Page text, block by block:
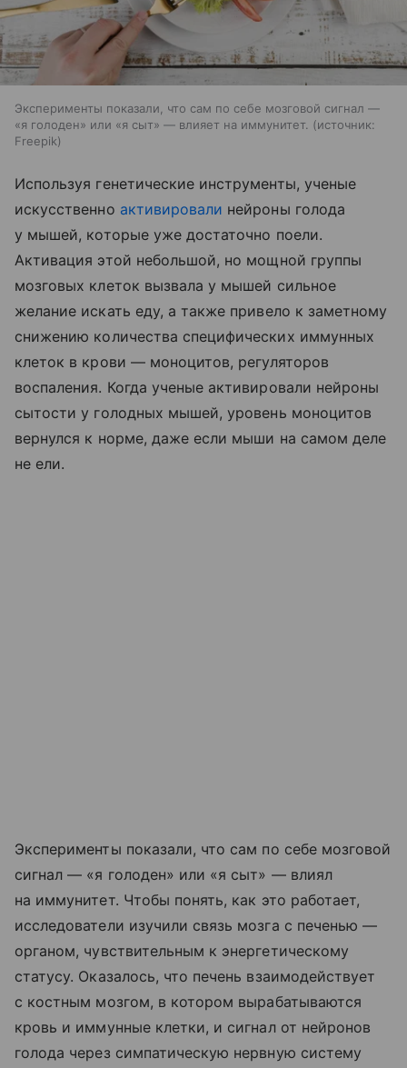
Эксперименты показали, что сам по себе мозговой сигнал —
«я голоден» или «я сыт» — влияет на иммунитет.
источник:
Freepik
Используя генетические инструменты, ученые
искусственно активировали нейроны голода
у мышей, которые уже достаточно поели.
Активация этой небольшой, но мощной группы
мозговых клеток вызвала у мышей сильное
желание искать еду, а также привело к заметному
снижению количества специфических иммунных
клеток в крови — моноцитов, регуляторов
воспаления. Когда ученые активировали нейроны
сытости у голодных мышей, уровень моноцитов
вернулся к норме, даже если мыши на самом деле
не ели.
Эксперименты показали, что сам по себе мозговой
сигнал — «я голоден» или «я сыт» — влиял
на иммунитет. Чтобы понять, как это работает,
исследователи изучили связь мозга с печенью —
органом, чувствительным к энергетическому
статусу. Оказалось, что печень взаимодействует
с костным мозгом, в котором вырабатываются
кровь и иммунные клетки, и сигнал от нейронов
голода через симпатическую нервную систему